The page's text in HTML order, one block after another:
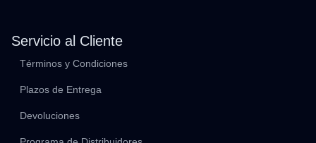
Servicio al Cliente
Términos y Condiciones
Plazos de Entrega
Devoluciones